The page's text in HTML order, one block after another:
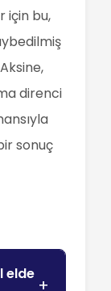
için bu,
direnci
sonuç
elde